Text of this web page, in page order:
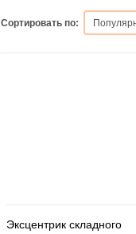
Сортировать по:
Эксцентрик складного